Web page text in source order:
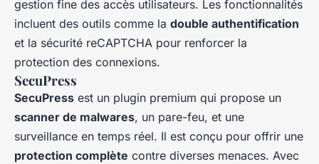
gestion fine des accès utilisateurs. Les fonctionnalités
incluent des outils comme la double authentification
et la sécurité reCAPTCHA pour renforcer la
protection des connexions.
SecuPress
SecuPress est un plugin premium qui propose un
scanner de malwares, un pare-feu, et une
surveillance en temps réel. Il est conçu pour offrir une
protection complète contre diverses menaces. Avec